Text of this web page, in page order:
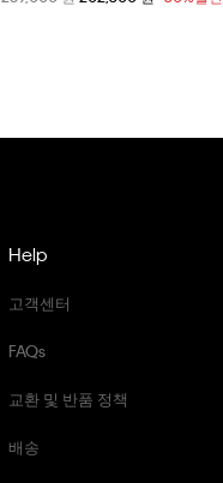
Help
고객센터
FAQs
교환 및 반품 정책
배송